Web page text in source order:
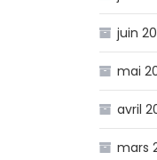
juin
mai
avril
mars